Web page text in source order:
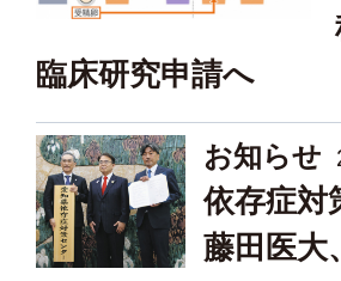
臨床研究申請へ
お知らせ
依存症
藤田医大